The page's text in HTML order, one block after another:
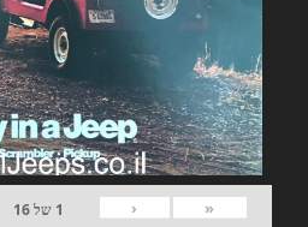
«
‹
1 של16